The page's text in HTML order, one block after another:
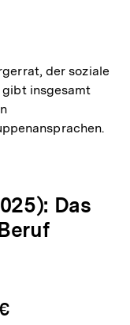
der soziale
gibt insgesamt
Das